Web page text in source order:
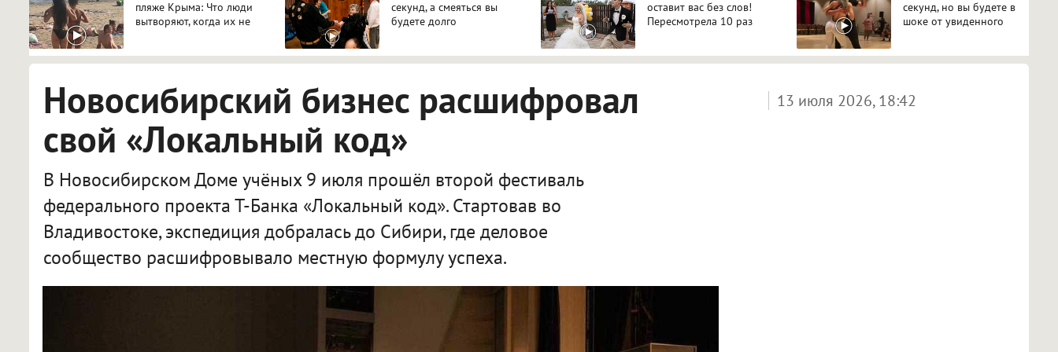
пляже Крыма: Что люди
вытворяют, когда их не
секунд, а смеяться вы
будете долго
оставит вас без слов!
Пересмотрела 10 раз
секунд, но вы будете в
шоке от увиденного
Новосибирский бизнес расшифровал
свой «Локальный код»
В Новосибирском Доме учёных 9 июля прошёл второй фестиваль
федерального проекта Т-Банка «Локальный код». Стартовав во
Владивостоке, экспедиция добралась до Сибири, где деловое
сообщество расшифровывало местную формулу успеха.
13 июля 2026, 18:42